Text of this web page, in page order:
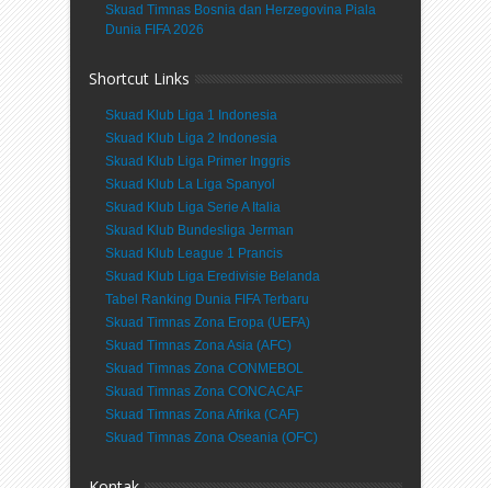
Skuad Timnas Bosnia dan Herzegovina Piala
Dunia FIFA 2026
Shortcut Links
Skuad Klub Liga 1 Indonesia
Skuad Klub Liga 2 Indonesia
Skuad Klub Liga Primer Inggris
Skuad Klub La Liga Spanyol
Skuad Klub Liga Serie A Italia
Skuad Klub Bundesliga Jerman
Skuad Klub League 1 Prancis
Skuad Klub Liga Eredivisie Belanda
Tabel Ranking Dunia FIFA Terbaru
Skuad Timnas Zona Eropa (UEFA)
Skuad Timnas Zona Asia (AFC)
Skuad Timnas Zona CONMEBOL
Skuad Timnas Zona CONCACAF
Skuad Timnas Zona Afrika (CAF)
Skuad Timnas Zona Oseania (OFC)